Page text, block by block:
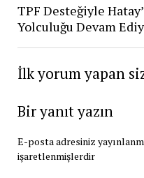
TPF Desteğiyle
Yolculuğu Devam
İlk yorum yapan
Bir yanıt yazın
E-posta adresiniz
işaretlenmişlerdir